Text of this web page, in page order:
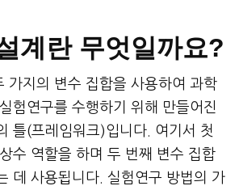
계란 무엇일까요?
가지의 변수 집합을 사용하여 과학
험연구를 수행하기 위해 만들어진
틀(프레임워크)입니다. 여기서 첫
수 역할을 하며 두 번째 변수 집합
데 사용됩니다. 실험연구 방법의 가